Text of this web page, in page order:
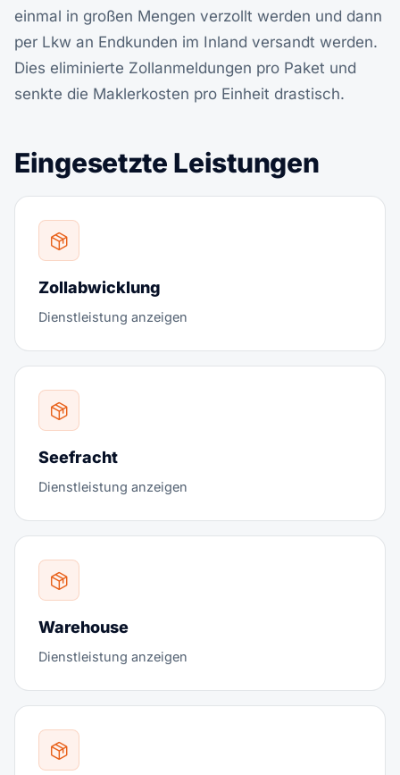
einmal in großen Mengen verzollt werden und dann
per Lkw an Endkunden im Inland versandt werden.
Dies eliminierte Zollanmeldungen pro Paket und
senkte die Maklerkosten pro Einheit drastisch.
Eingesetzte Leistungen
Zollabwicklung
Dienstleistung anzeigen
Seefracht
Dienstleistung anzeigen
Warehouse
Dienstleistung anzeigen